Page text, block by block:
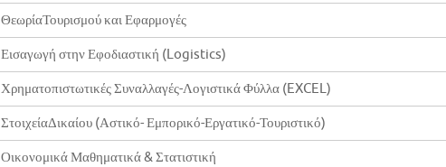
ΘεωρίαΤουρισμού και Εφαρμογές
Εισαγωγή στην Εφοδιαστική (Logistics)
Χρηματοπιστωτικές Συναλλαγές-Λογιστικά Φύλλα (EXCEL)
ΣτοιχείαΔικαίου (Αστικό- Εμπορικό-Εργατικό-Τουριστικό)
Οικονομικά Μαθηματικά & Στατιστική